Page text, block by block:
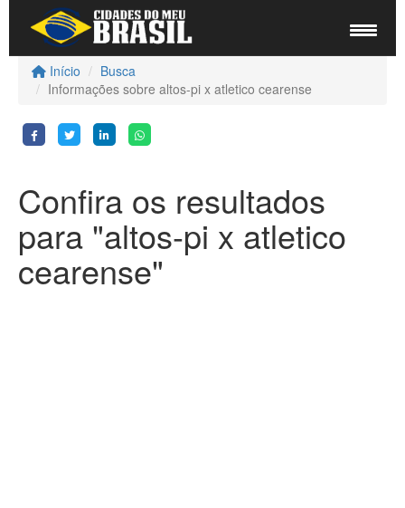
Início
Busca
Informações sobre altos-pi x atletico cearense
Confira os resultados
para "altos-pi x atletico
cearense"